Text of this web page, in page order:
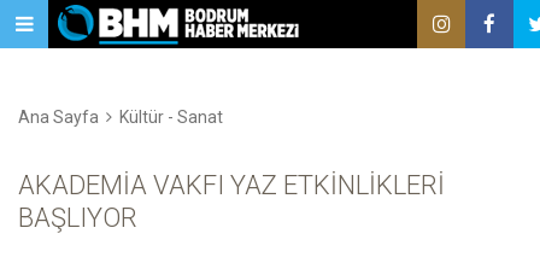
Ana Sayfa Kültür - Sanat
AKADEMİA VAKFI YAZ ETKİNLİKLERİ
BAŞLIYOR